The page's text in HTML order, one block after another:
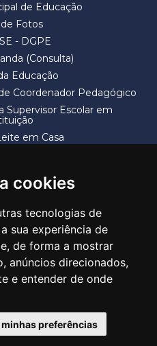
cookies
tecnologias de
sua experiência de
de forma a mostrar
anúncios direcionados,
e entender de onde
preferências
de Educação
Fotos
- DGPE
(Consulta)
Educação
Coordenador Pedagógico
Supervisor Escolar em
em Casa
EDUCAÇÃO
- Guarulhos/SP CEP 07113-040
*55 11 2475-7300